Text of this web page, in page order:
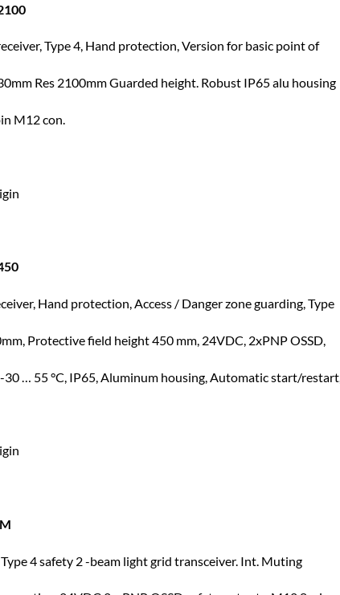
Type 4, Hand protection, Version for basic point of
Res 2100mm Guarded height. Robust IP65 alu housing
M12 con.
Hand protection, Access / Danger zone guarding, Type
Protective field height 450 mm, 24VDC, 2xPNP OSSD,
… 55 °C, IP65, Aluminum housing, Automatic start/restart,
4 safety 2 -beam light grid transceiver. Int. Muting